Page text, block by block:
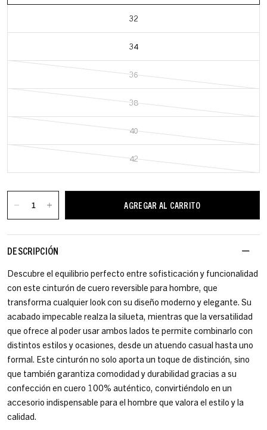
32
34
36
38
40
42
AGREGAR AL CARRITO
DESCRIPCIÓN
Descubre el equilibrio perfecto entre sofisticación y funcionalidad
con este cinturón de cuero reversible para hombre, que
transforma cualquier look con su diseño moderno y elegante. Su
acabado impecable realza la silueta, mientras que la versatilidad
que ofrece al poder usar ambos lados te permite combinarlo con
distintos estilos y ocasiones, desde un atuendo casual hasta uno
formal. Este cinturón no solo aporta un toque de distinción, sino
que también garantiza comodidad y durabilidad gracias a su
confección en cuero 100% auténtico, convirtiéndolo en un
accesorio indispensable para el hombre que valora el estilo y la
calidad.